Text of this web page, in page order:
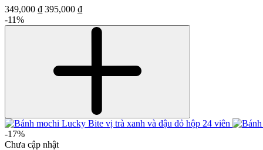
349,000 ₫ 395,000 ₫
-11%
-17%
Chưa cập nhật